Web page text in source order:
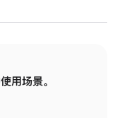
用场景。